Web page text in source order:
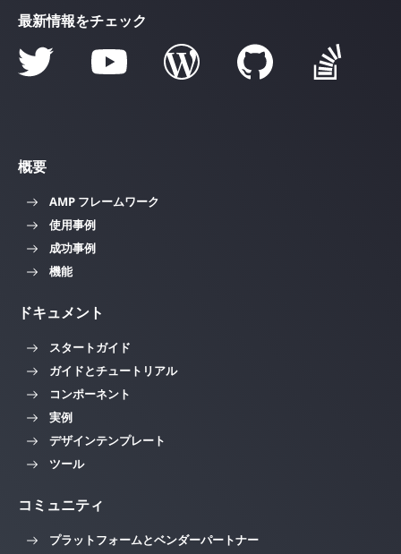
最新情報をチェック
概要
AMP フレームワーク
使用事例
成功事例
機能
ドキュメント
スタートガイド
ガイドとチュートリアル
コンポーネント
実例
デザインテンプレート
ツール
コミュニティ
プラットフォームとベンダーパートナー